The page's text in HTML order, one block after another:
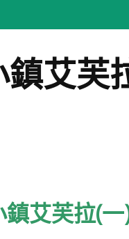
鎮艾芙
艾芙拉(